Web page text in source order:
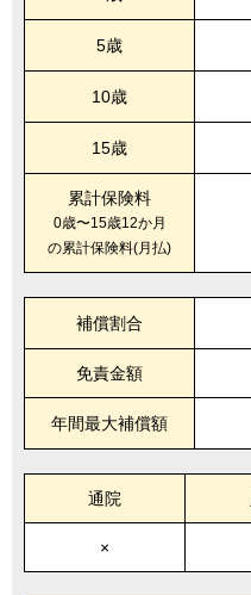
5歳
10歳
15歳
累計保険料
0歳〜15歳12か月
の累計保険料(月払)
補償割合
免責金額
年間最大補償額
通院
×